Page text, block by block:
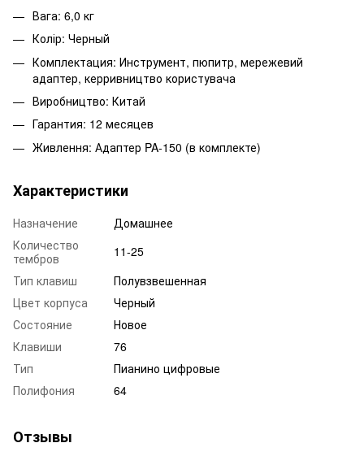
Вага: 6,0 кг
Колір: Черный
Комплектация: Инструмент, пюпитр, мережевий
адаптер, керривництво користувача
Виробництво: Китай
Гарантия: 12 месяцев
Живлення: Адаптер PA-150 (в комплекте)
Характеристики
Назначение
Домашнее
Количество
тембров
11-25
Тип клавиш
Полувзвешенная
Цвет корпуса
Черный
Состояние
Новое
Клавиши
76
Тип
Пианино цифровые
Полифония
64
Отзывы